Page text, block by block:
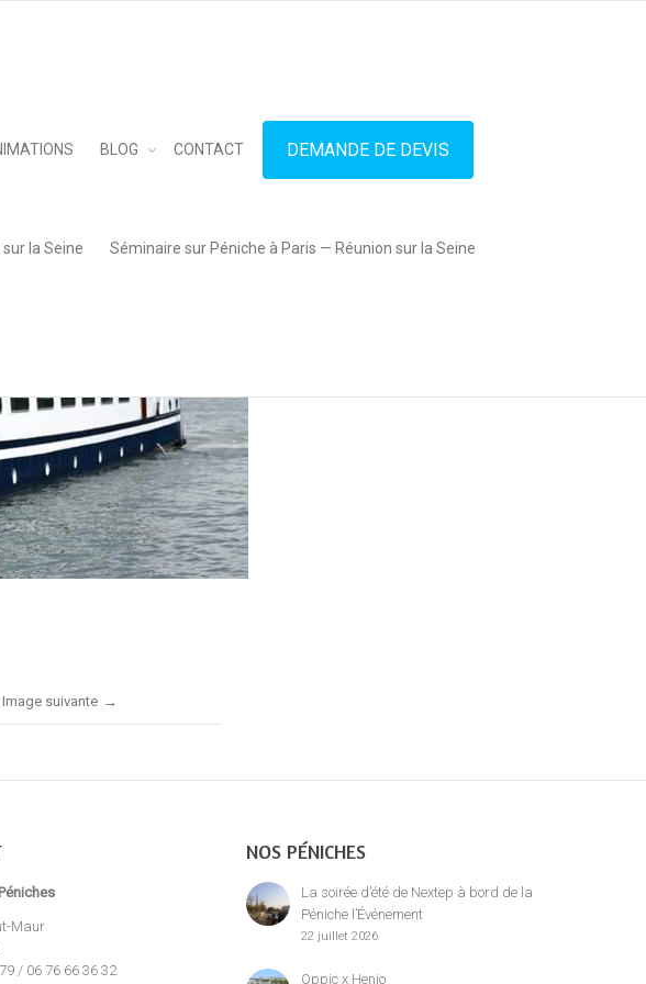
BLOG CONTACT DEMANDE DE DEVIS
la Seine Séminaire sur Péniche à Paris — Réunion sur la Seine
Image suivante
Maur
/ 06 76 66 36 32
NOS PÉNICHES
La soirée d’été de Nextep à bord de la
Péniche l’Événement
22 juillet 2026
Oppic x Henjo